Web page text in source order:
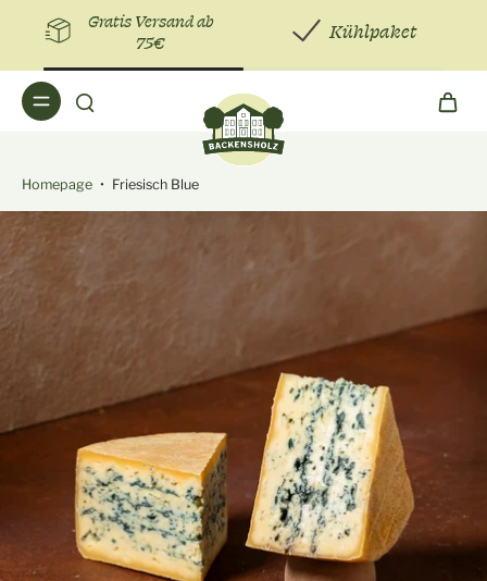
Gratis Versand ab
75€
Kühlpaket
Homepage • Friesisch Blue